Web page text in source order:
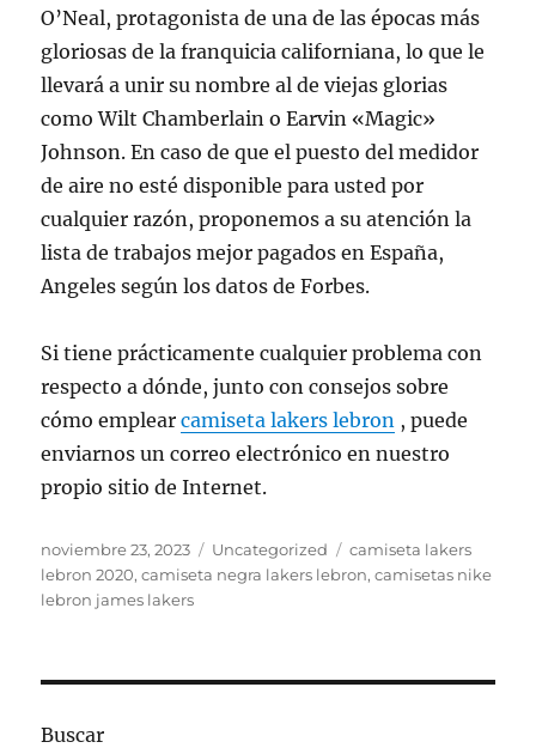
O’Neal, protagonista de una de las épocas más
gloriosas de la franquicia californiana, lo que le
llevará a unir su nombre al de viejas glorias
como Wilt Chamberlain o Earvin «Magic»
Johnson. En caso de que el puesto del medidor
de aire no esté disponible para usted por
cualquier razón, proponemos a su atención la
lista de trabajos mejor pagados en España,
Angeles según los datos de Forbes.
Si tiene prácticamente cualquier problema con
respecto a dónde, junto con consejos sobre
cómo emplearcamiseta lakers lebron , puede
enviarnos un correo electrónico en nuestro
propio sitio de Internet.
Publicado
el
noviembre 23, 2023 Categorías
Uncategorized Etiquetas
camiseta lakers
lebron 2020,camiseta negra lakers lebron,camisetas nike
lebron james lakers
Buscar